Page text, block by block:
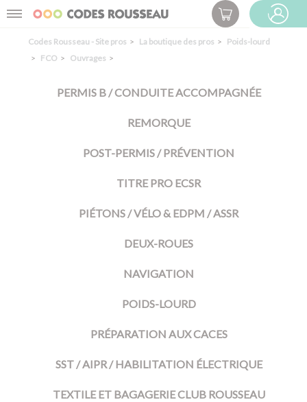
Menu
ESPACE PRO
Codes Rousseau - Site pros La boutique des pros
Poids-lourd
FCO
Ouvrages
PERMIS B / CONDUITE ACCOMPAGNÉE
REMORQUE
POST-PERMIS / PRÉVENTION
TITRE PRO ECSR
PIÉTONS / VÉLO & EDPM / ASSR
DEUX-ROUES
NAVIGATION
POIDS-LOURD
PRÉPARATION AUX CACES
SST / AIPR / HABILITATION ÉLECTRIQUE
TEXTILE ET BAGAGERIE CLUB ROUSSEAU
Panneau de gestion des cookies